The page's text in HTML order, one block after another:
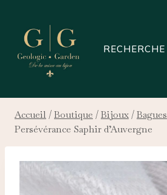
contenu
RECHERCHE
Accueil / Boutique / Bijoux / Bagues
Persévérance Saphir d’Auvergne